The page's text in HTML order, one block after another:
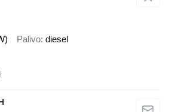
Palivo diesel